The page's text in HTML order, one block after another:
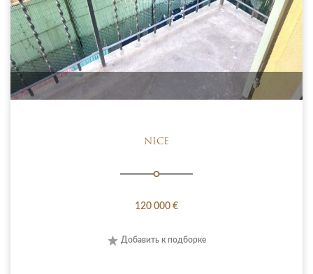
NICE
120 000 €
Добавить к подборке